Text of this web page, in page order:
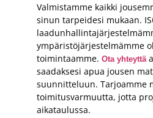
Valmistamme kaikki
sinun tarpeidesi mukaan.
ympäristöjärjestelmämme
toimintaamme. Ota yhteyttä
saadaksesi apua jousen
suunnitteluun. Tarjoamme
toimitusvarmuutta, jotta
aikataulussa.